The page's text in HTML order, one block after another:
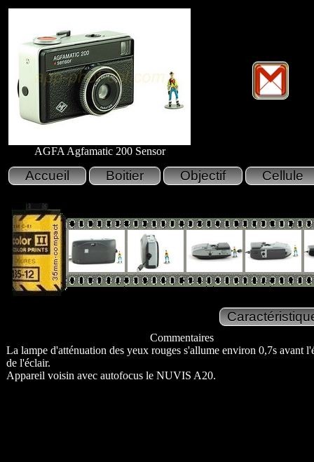
AGFA Agfamatic 200 Sensor
Commentaires
La lampe d'atténuation des yeux rouges s'allume environ 0,7s avant
de l'éclair.
Appareil voisin avec autofocus le NUVIS A20.